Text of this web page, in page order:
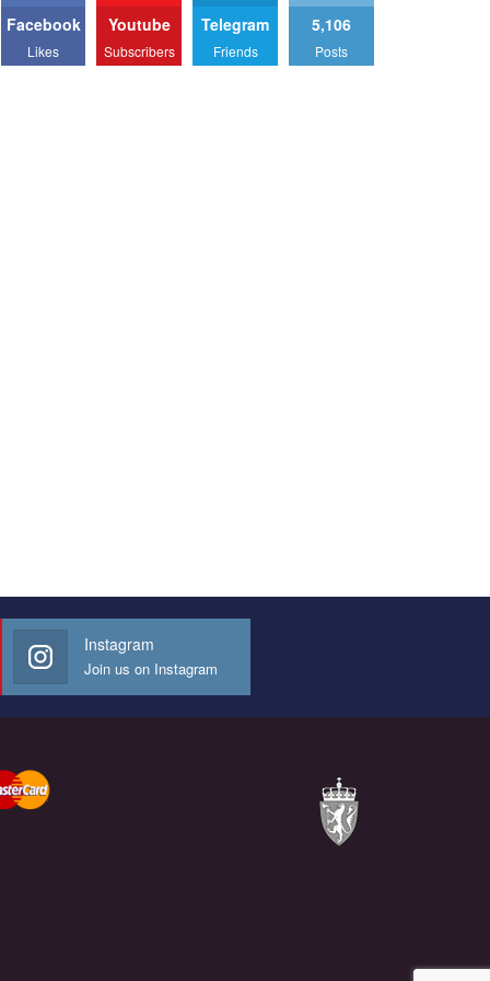
Facebook
Likes
Youtube
Subscribers
Telegram
Friends
5,106
Posts
Instagram
Join us on Instagram